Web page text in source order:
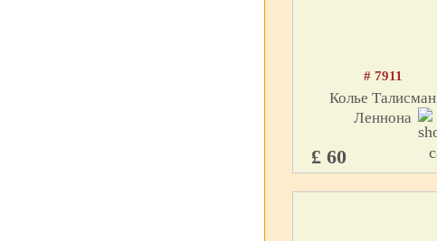
# 7911
Колье Талисман
Леннона
£ 60